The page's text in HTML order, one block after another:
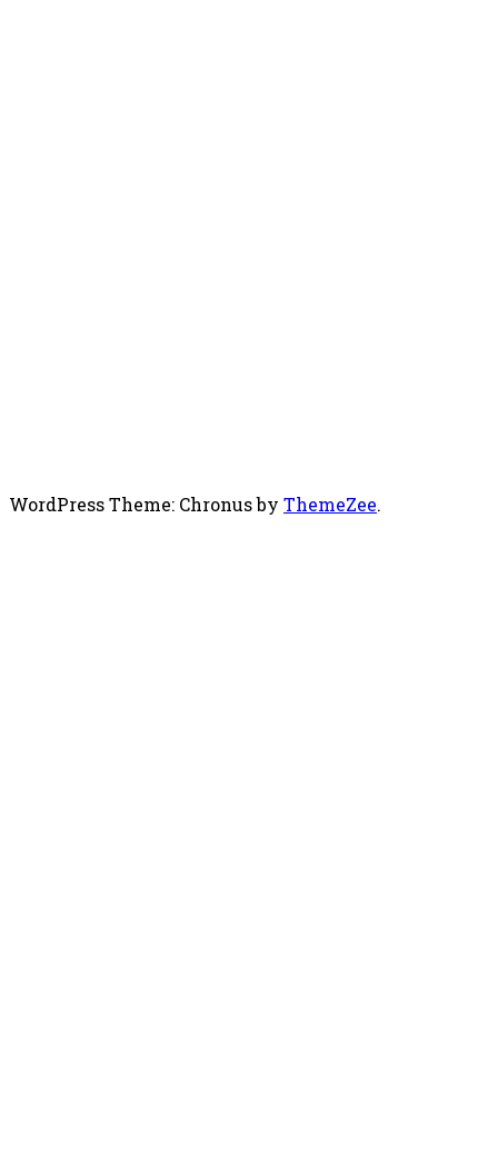
WordPress Theme: Chronus by ThemeZee.